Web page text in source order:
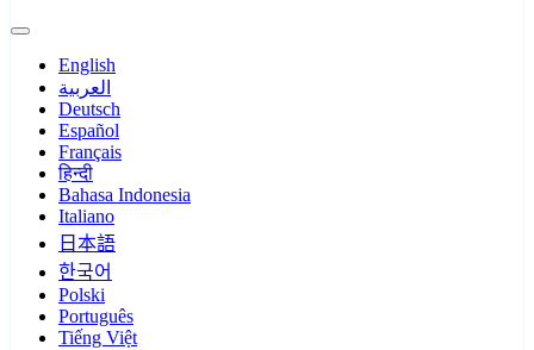
English
العربية
Deutsch
Español
Français
हिन्दी
Bahasa Indonesia
Italiano
日本語
한국어
Polski
Português
Tiếng Việt